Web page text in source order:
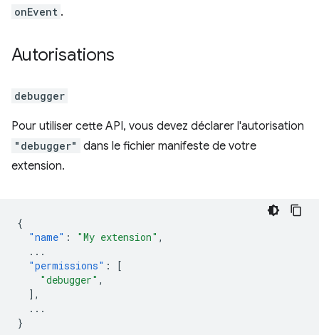
onEvent .
Autorisations
debugger
Pour utiliser cette API, vous devez déclarer l'autorisation
"debugger" dans le fichier manifeste de votre
extension.
{
"name" : "My extension" ,
...
"permissions" :
[
"debugger" ,
],
...
}